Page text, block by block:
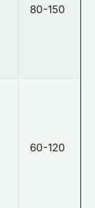
80-150
60-120